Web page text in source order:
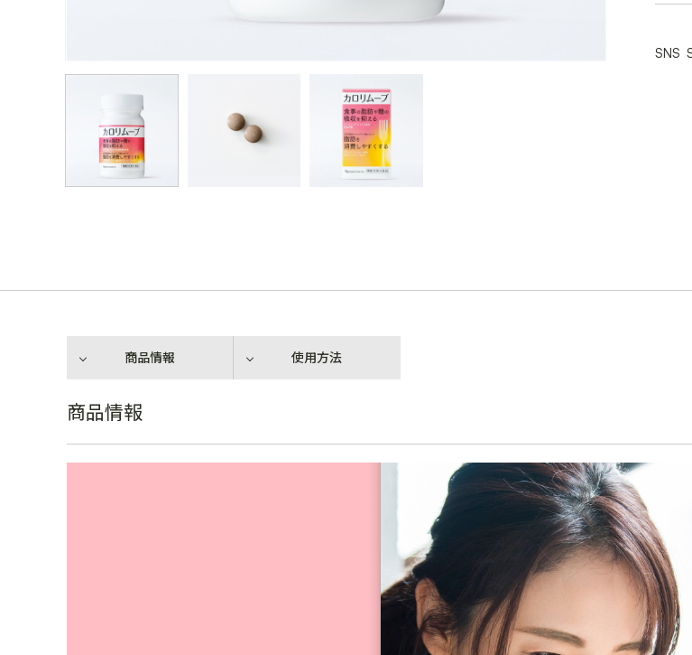
SNS
商品情報 使用方法
商品情報